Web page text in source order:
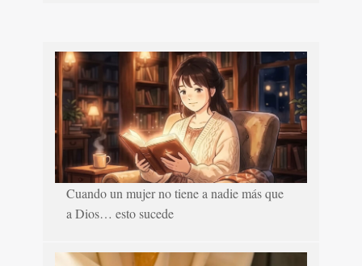
Cuando un mujer no tiene a nadie más que
a Dios… esto sucede